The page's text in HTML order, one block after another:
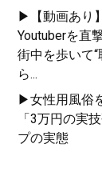
▶【動画あり
Youtuberを直
街中を歩いて
ら...
▶女性用風俗
「3万円の実
プの実態